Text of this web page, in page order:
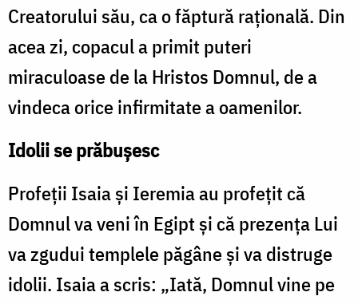
Creatorului său, ca o făptură rațională. Din
acea zi, copacul a primit puteri
miraculoase de la Hristos Domnul, de a
vindeca orice infirmitate a oamenilor.
Idolii se prăbușesc
Profeții Isaia și Ieremia au profețit că
Domnul va veni în Egipt și că prezența Lui
va zgudui templele păgâne și va distruge
idolii. Isaia a scris: „Iată, Domnul vine pe